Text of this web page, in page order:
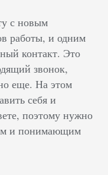
с новым
работы, и одним
контакт. Это
звонок,
еще. На этом
себя и
поэтому нужно
и понимающим